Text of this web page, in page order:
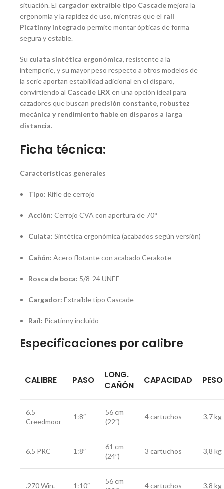
situación. El cargador extraíble tipo Cascademejora la
ergonomía y la rapidez de uso, mientras que el raíl
Picatinny integrado permite montar ópticas de forma
segura y estable.
Su culata sintética ergonómica, resistente a la
intemperie, y su mayor peso respecto a otros modelos de
la serie aportan estabilidad adicional en el disparo,
convirtiendo al Cascade LRX en una opción ideal para
cazadores que buscan precisión constante, robustez
mecánica y rendimiento fiable en disparos a larga
distancia.
Ficha técnica:
Características generales
Tipo: Rifle de cerrojo
Acción: Cerrojo CVA con apertura de 70°
Culata: Sintética ergonómica (acabados según versión)
Cañón: Acero flotante con acabado Cerakote
Rosca de boca: 5/8-24 UNEF
Cargador: Extraíble tipo Cascade
Raíl: Picatinny incluido
Especificaciones por calibre
CALIBRE PASO
LONG.
CAÑÓN
CAPACIDAD PESO
6.5
Creedmoor
1:8″
56 cm
(22″)
4 cartuchos 3,7 kg
6.5 PRC 1:8″
61 cm
(24″)
3 cartuchos 3,8 kg
.270 Win. 1:10″
56 cm
4 cartuchos 3,8 kg